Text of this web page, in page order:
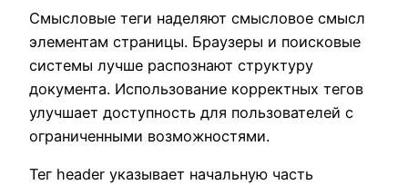
Смысловые теги наделяют смысловое смысл
элементам страницы. Браузеры и поисковые
системы лучше распознают структуру
документа. Использование корректных тегов
улучшает доступность для пользователей с
ограниченными возможностями.
Тег header указывает начальную часть